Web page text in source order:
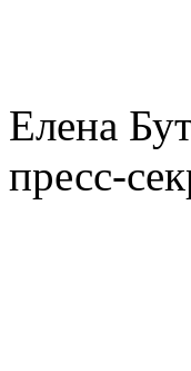
Елена
пресс-